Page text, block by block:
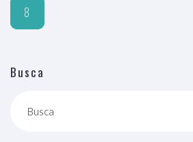
8
Busca
Busca